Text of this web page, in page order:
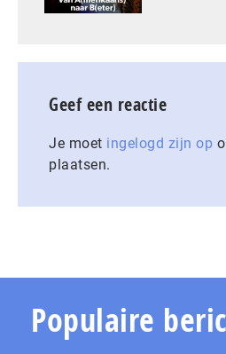
Geef een reactie
Je moet ingelogd zijn op
plaatsen.
Populaire